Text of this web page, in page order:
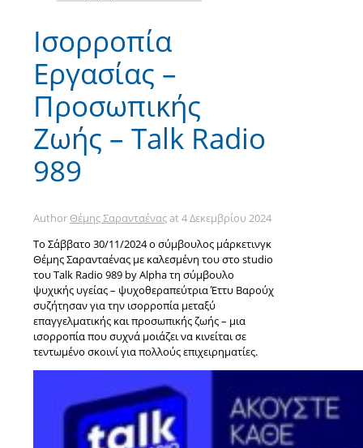
Ισορροπία
Εργασίας –
Προσωπικής
Ζωής – Talk Radio
989
Author Θέμης Σαρανταέναςat 4 Δεκεμβρίου 2024
To Σάββατο 30/11/2024 ο σύμβουλος μάρκετινγκ
Θέμης Σαρανταένας με καλεσμένη του στο studio
του Talk Radio 989 by Alpha τη σύμβουλο
ψυχικής υγείας – ψυχοθεραπεύτρια Έττυ Βαρούχ
συζήτησαν για την ισορροπία μεταξύ
επαγγελματικής και προσωπικής ζωής – μια
ισορροπία που συχνά μοιάζει να κινείται σε
τεντωμένο σκοινί για πολλούς επιχειρηματίες.